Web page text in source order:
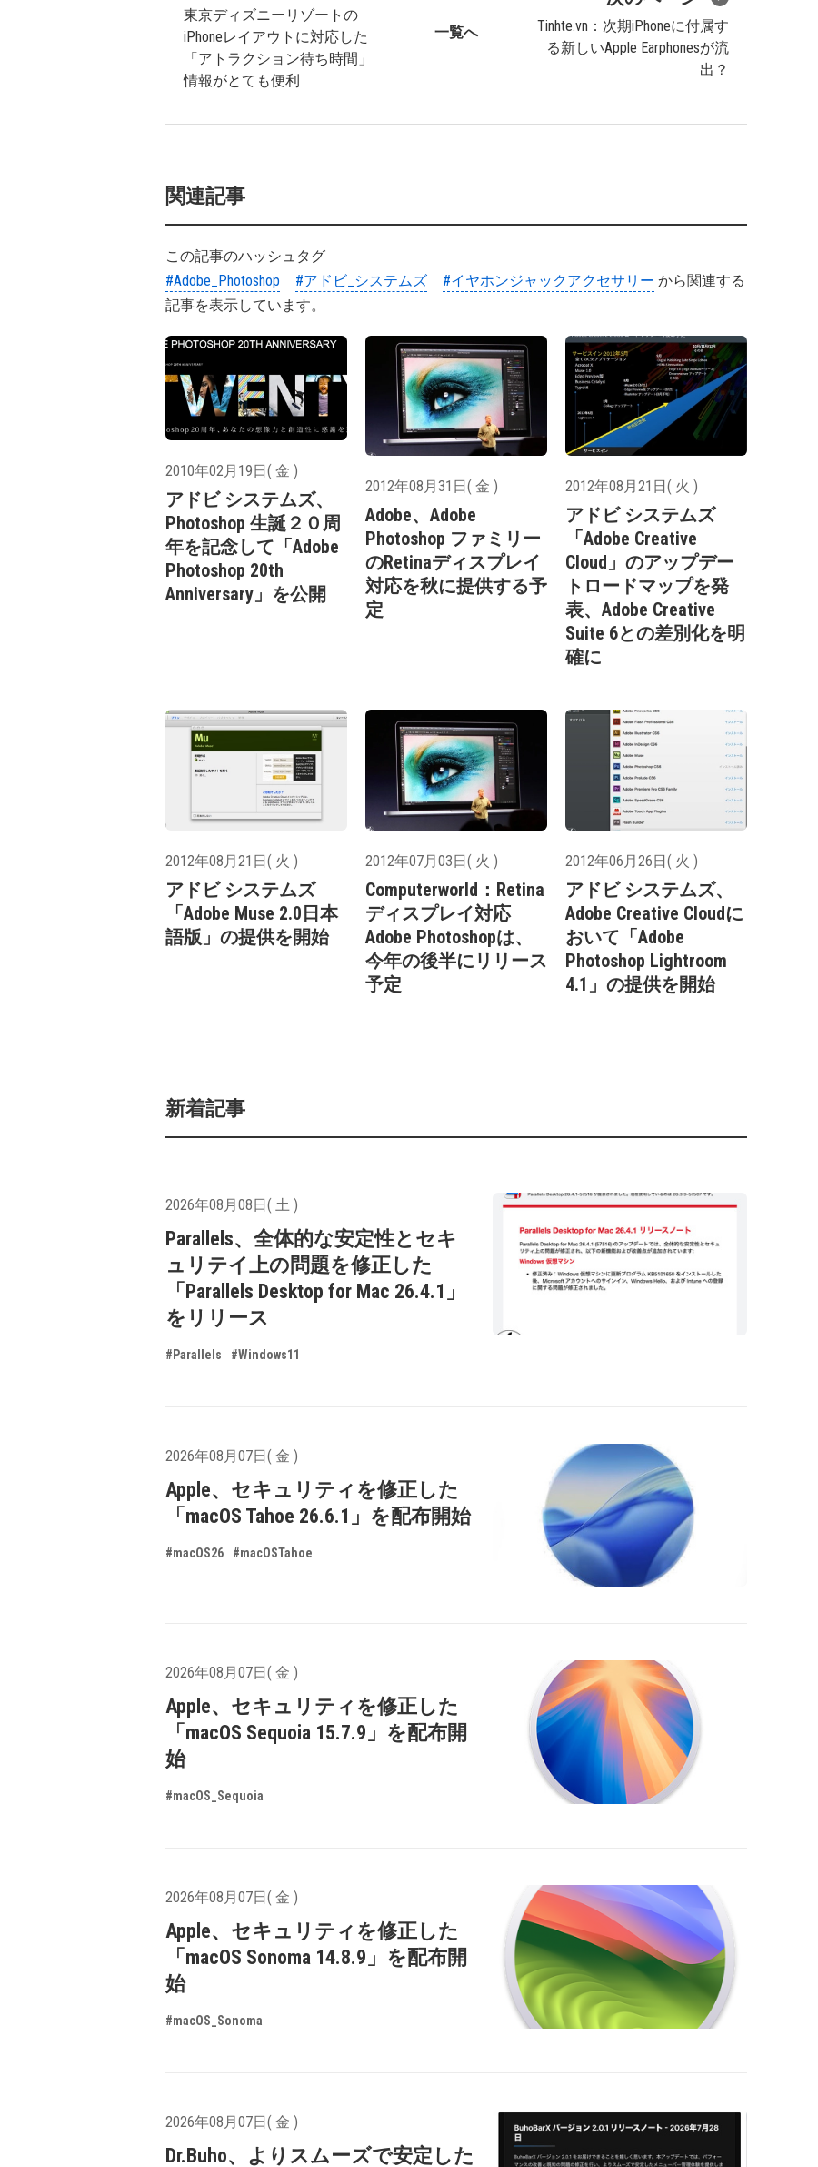
東京ディズニーリゾートの
iPhoneレイアウトに対応した
「アトラクション待ち時間」
情報がとても便利
一覧へ
Tinhte.vn：次期iPhoneに付属す
る新しいApple Earphonesが流
出？
関連記事
この記事のハッシュタグ
#Adobe_Photoshop
#アドビ_システムズ #イヤホンジャックアクセサリー から関連する
記事を表示しています。
2010年02月19日( 金 )
アドビ システムズ、
Photoshop 生誕２０周
年を記念して「Adobe
Photoshop 20th
Anniversary」を公開
2012年08月31日( 金 )
Adobe、Adobe
Photoshop ファミリー
のRetinaディスプレイ
対応を秋に提供する予
定
2012年08月21日( 火 )
アドビ システムズ
「Adobe Creative
Cloud」のアップデー
トロードマップを発
表、Adobe Creative
Suite 6との差別化を明
確に
2012年08月21日( 火 )
アドビ システムズ
「Adobe Muse 2.0日本
語版」の提供を開始
2012年07月03日( 火 )
Computerworld：Retina
ディスプレイ対応
Adobe Photoshopは、
今年の後半にリリース
予定
2012年06月26日( 火 )
アドビ システムズ、
Adobe Creative Cloudに
おいて「Adobe
Photoshop Lightroom
4.1」の提供を開始
新着記事
2026年08月08日( 土 )
Parallels、全体的な安定性とセキ
ュリテイ上の問題を修正した
「Parallels Desktop for Mac 26.4.1」
をリリース
#Parallels #Windows11
2026年08月07日( 金 )
Apple、セキュリティを修正した
「macOS Tahoe 26.6.1」を配布開始
#macOS26 #macOSTahoe
2026年08月07日( 金 )
Apple、セキュリティを修正した
「macOS Sequoia 15.7.9」を配布開
始
#macOS_Sequoia
2026年08月07日( 金 )
Apple、セキュリティを修正した
「macOS Sonoma 14.8.9」を配布開
始
#macOS_Sonoma
2026年08月07日( 金 )
Dr.Buho、よりスムーズで安定した